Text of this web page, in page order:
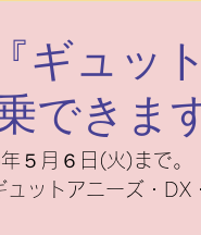
原付一種 パナ
ーター 除雪機・汎
ギュッ
できま
５月６日(火)まで。
ットアニーズ・DX